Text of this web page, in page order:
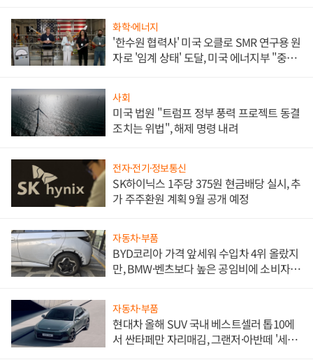
화학·에너지
'한수원 협력사' 미국 오클로 SMR 연구용 원
자로 '임계 상태' 도달, 미국 에너지부 "중요
사회
미국 법원 "트럼프 정부 풍력 프로젝트 동결
조치는 위법", 해제 명령 내려
전자·전기·정보통신
SK하이닉스 1주당 375원 현금배당 실시, 추
가 주주환원 계획 9월 공개 예정
자동차·부품
BYD코리아 가격 앞세워 수입차 4위 올랐지
만, BMW·벤츠보다 높은 공임비에 소비자
자동차·부품
현대차 올해 SUV 국내 베스트셀러 톱10에
서 싼타페만 자리매김, 그랜저·아반떼 '세단